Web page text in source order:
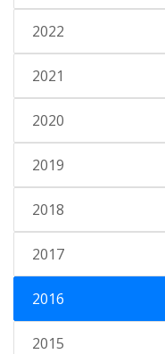
2022
2021
2020
2019
2018
2017
2016
2015